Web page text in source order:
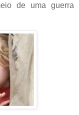
de uma guerra